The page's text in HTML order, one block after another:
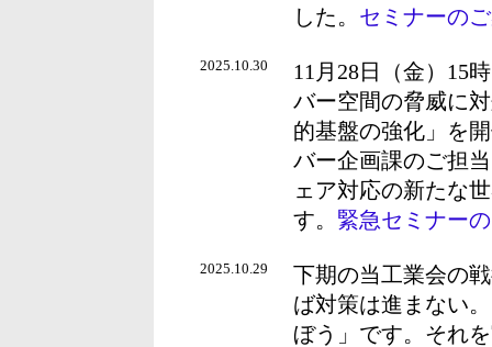
した。 セミナーの
2025.10.30
11月28日（金）15
バー空間の脅威に
的基盤の強化」を
バー企画課のご担
ェア対応の新たな
す。 緊急セミナー
2025.10.29
下期の当工業会の
ば対策は進まない
ぼう」です。それ